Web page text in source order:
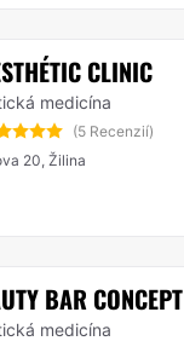
CLINIC
medicína
(5 Recenzií)
20, Žilina
BAR CONCEPT
medicína